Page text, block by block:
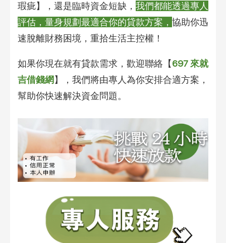
瑕疵】，還是臨時資金短缺， 我們都能透過專人
評估，量身規劃最適合你的貸款方案， 協助你迅
速脫離財務困境，重拾生活主控權！
如果你現在就有貸款需求，歡迎聯絡【697 來就
吉借錢網 】，我們將由專人為你安排合適方案，
幫助你快速解決資金問題。